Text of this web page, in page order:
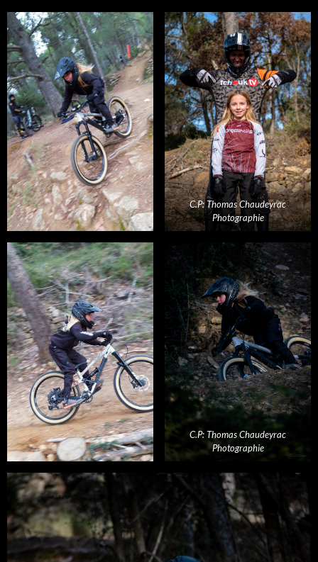
C.P: Thomas Chaudeyrac
Photographie
C.P: Thomas Chaudeyrac
Photographie